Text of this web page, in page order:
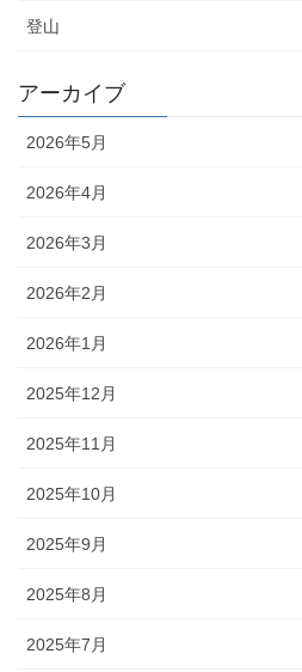
登山
アーカイブ
2026年5月
2026年4月
2026年3月
2026年2月
2026年1月
2025年12月
2025年11月
2025年10月
2025年9月
2025年8月
2025年7月